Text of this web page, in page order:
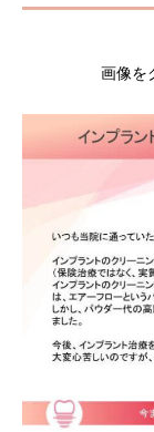
画像を